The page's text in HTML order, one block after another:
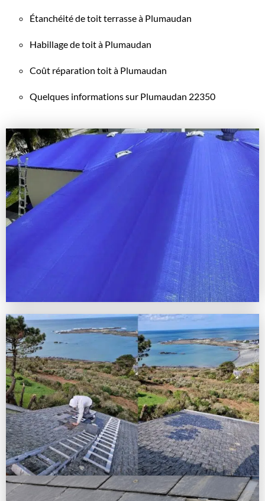
Étanchéité de toit terrasse à Plumaudan
Habillage de toit à Plumaudan
Coût réparation toit à Plumaudan
Quelques informations sur Plumaudan 22350